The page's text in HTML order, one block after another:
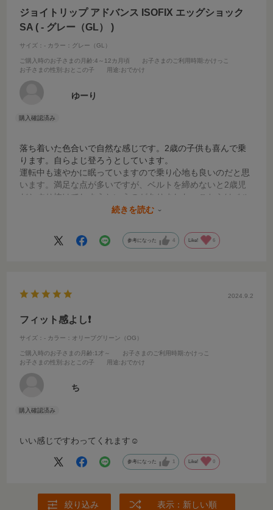
ジョイトリップ アドバンス ISOFIX エッグショック
SA ( - グレー（GL） )
サイズ：- カラー：グレー（GL）
ご購入時のお子さまの月齢:4～12カ月頃 お子さまのご利用時期 :かけっこ
お子さまの性別 :おとこの子 用途:おでかけ
ゆーり
落ち着いた色合いで自然な感じです。2歳の子供も喜んで乗
ります。自らよじ登ろうとしています。
運転中も速やかに眠っていますので乗り心地も良いのだと思
います。満足な点が多いですが、ベルトを締めないと2歳児
だとすり抜けてしまうというのがありました。こちらはベル
トを調整して改善可能でした。長く使えそうなので値段は安
続きを読む
参考になった 4 Like! 6
2024.9.2
フィット感よし❗️
サイズ：- カラー：オリーブグリーン（OG）
ご購入時のお子さまの月齢:1才～ お子さまのご利用時期 :かけっこ
お子さまの性別 :おとこの子 用途:おでかけ
ち
いい感じですわってくれます☺️
参考になった 1 Like! 0
絞り込み 表示：新しい順